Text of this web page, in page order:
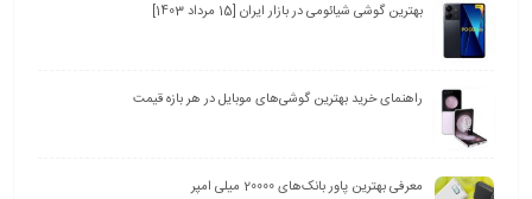
بهترین گوشی شیائومی در بازار ایران [15 مرداد 1403]
راهنمای خرید بهترین گوشی‌های موبایل در هر بازه قیمت
معرفی بهترین پاور بانک‌های 20000 میلی امپر